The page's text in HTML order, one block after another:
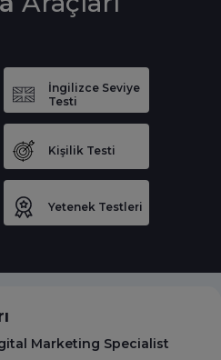
İngilizce Seviye
Testi
Kişilik Testi
Yetenek Testleri
Marketing Specialist